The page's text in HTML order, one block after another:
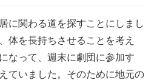
に関わる道を探すことにしまし
体を長持ちさせることを考え
なって、週末に劇団に参加す
ていました。そのために地元の